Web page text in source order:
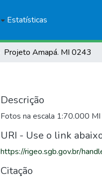
Estatísticas
Projeto Amapá. MI 0243
Descrição
Fotos na escala 1:70.000
URI - Use o link
https://rigeo.sgb.gov.br/
Citação